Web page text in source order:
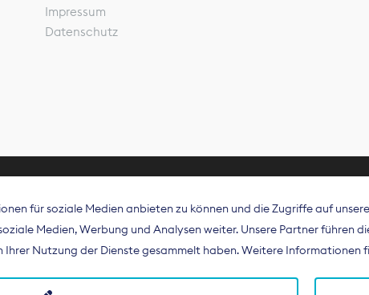
Impressum
Datenschutz
und Zeitungsverleger (BDZV) vertritt als
Interessen der Zeitungsverlage und digitalen
Ebene.
für soziale Medien anbieten zu können und die Zugriffe auf
Medien, Werbung und Analysen weiter. Unsere Partner führen
Nutzung der Dienste gesammelt haben. Weitere Informationen